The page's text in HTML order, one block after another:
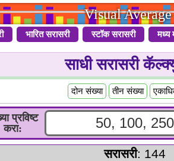
Visual
भारित सरासरी स्टॉक सरासरी मध्य
साधी सरासरी
दोन संख्या तीन संख्या
प्रविष्ट
करा:
सरासरी: 144